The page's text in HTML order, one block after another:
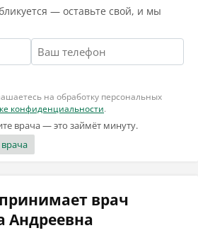
— оставьте свой, и мы
на обработку персональных
конфиденциальности.
врача — это займёт минуту.
врач
Андреевна